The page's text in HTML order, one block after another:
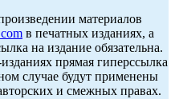
материалов
в печатных изданиях, а
на издание обязательна.
прямая гиперссылка
случае будут применены
и смежных правах.